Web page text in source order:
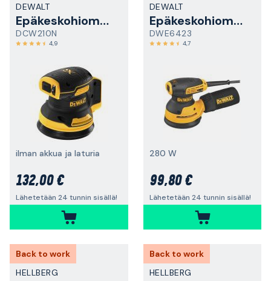
DEWALT
Epäkeskohiomakone
DCW210N
4,9
ilman akkua ja laturia
132,00 €
Lähetetään 24 tunnin sisällä!
DEWALT
Epäkeskohiomakone
DWE6423
4,7
280 W
99,80 €
Lähetetään 24 tunnin sisällä!
Back to work
HELLBERG
Back to work
HELLBERG